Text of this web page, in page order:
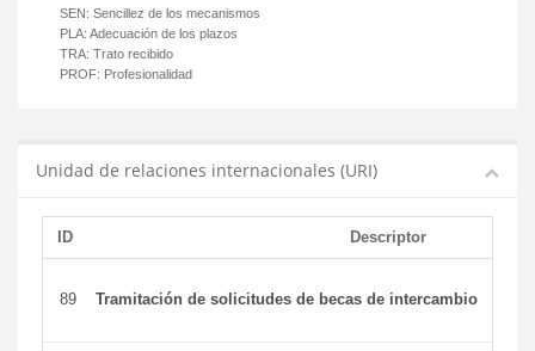
SEN: Sencillez de los mecanismos
PLA: Adecuación de los plazos
TRA: Trato recibido
PROF: Profesionalidad
Unidad de relaciones internacionales (URI)
ID Descriptor
89 Tramitación de solicitudes de becas de intercambio